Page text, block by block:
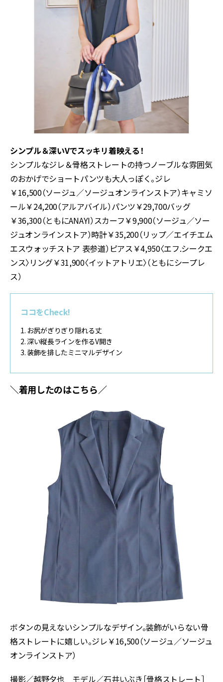
シンプル＆深いVでスッキリ着映える！
シンプルなジレ＆骨格ストレートの持つノーブルな雰囲気
のおかげでショートパンツも大人っぽく。ジレ
￥16,500（ソージュ／ソージュオンラインストア）キャミソ
ール￥24,200（アルアバイル）パンツ￥29,700バッグ
￥36,300（ともにANAYI）スカーフ￥9,900（ソージュ／ソー
ジュオンラインストア）時計￥35,200（リップ／エイチエム
エスウォッチストア 表参道）ピアス￥4,950〈エフ.シークエ
ンス〉リング￥31,900〈イットアトリエ〉（ともにシープレ
ス）
ココをCheck!
1. お尻がぎりぎり隠れる丈
2. 深い縦長ラインを作るV開き
3. 装飾を排したミニマルデザイン
＼着用したのはこちら／
ボタンの見えないシンプルなデザイン。装飾がいらない骨
格ストレートに嬉しい。ジレ￥16,500（ソージュ／ソージュ
オンラインストア）
撮影／越野夕也 モデル／石井いぶき［骨格ストレート］